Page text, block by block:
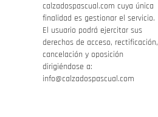
calzadospascual.com cuya única
finalidad es gestionar el servicio.
El usuario podrá ejercitar sus
derechos de acceso, rectificación,
cancelación y oposición
dirigiéndose a:
info@calzadospascual.com